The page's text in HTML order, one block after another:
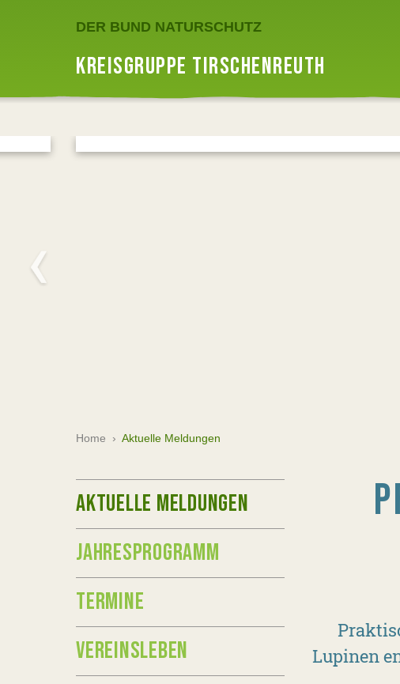
DER BUND NATURSCHUTZ
KREISGRUPPE TIRSCHENREUTH
Home › Aktuelle Meldungen
Lupinen
AKTUELLE MELDUNGEN
JAHRESPROGRAMM
TERMINE
VEREINSLEBEN